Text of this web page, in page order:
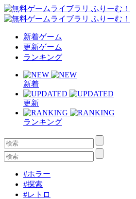
新着ゲーム
更新ゲーム
ランキング
新着
更新
ランキング
#ホラー
#探索
#レトロ